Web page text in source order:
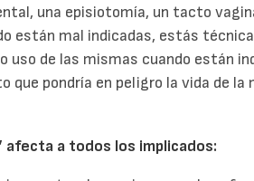
una episiotomía, un tacto
están mal indicadas, estás
uso de las mismas cuando están
que pondría en peligro la vida de la
afecta a todos los implicados: